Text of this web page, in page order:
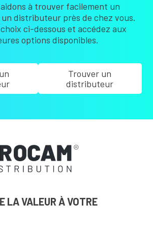
à trouver facilement un
distributeur près de chez vous.
ci-dessous et accédez aux
options disponibles.
Trouver un
distributeur
LA VALEUR À VOTRE